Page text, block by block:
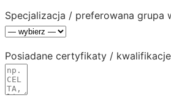
Specjalizacja / preferowana grupa
Posiadane certyfikaty / kwalifikacje